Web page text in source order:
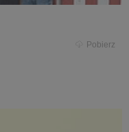
Pobierz